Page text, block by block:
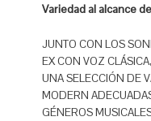
Variedad al alcance
JUNTO CON LOS
EX CON VOZ
UNA SELECCIÓN DE
MODERN
GÉNEROS